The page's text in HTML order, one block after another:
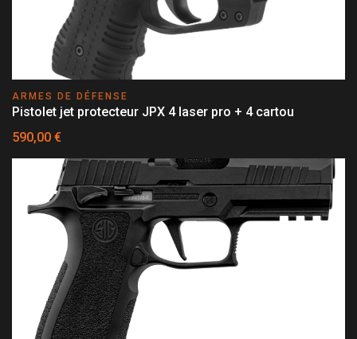
ARMES DE DÉFENSE
Pistolet jet protecteur JPX 4 laser pro + 4 cartou
590,00 €